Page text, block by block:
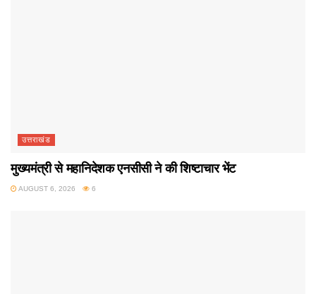
उत्तराखंड
मुख्यमंत्री से महानिदेशक एनसीसी ने की शिष्टाचार भेंट
AUGUST 6, 2026 6